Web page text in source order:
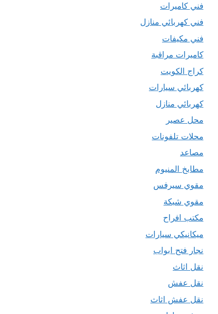
فني كاميرات
فني كهربائي منازل
فني مكيفات
كاميرات مراقبة
كراج الكويت
كهربائي سيارات
كهربائي منازل
محل عصير
محلات تلفونات
مصاعد
مطابخ المنيوم
مقوي سيرفس
مقوي شبكة
مكتب افراح
ميكانيكي سيارات
نجار فتح ابواب
نقل اثاث
نقل عفش
نقل عفش اثاث